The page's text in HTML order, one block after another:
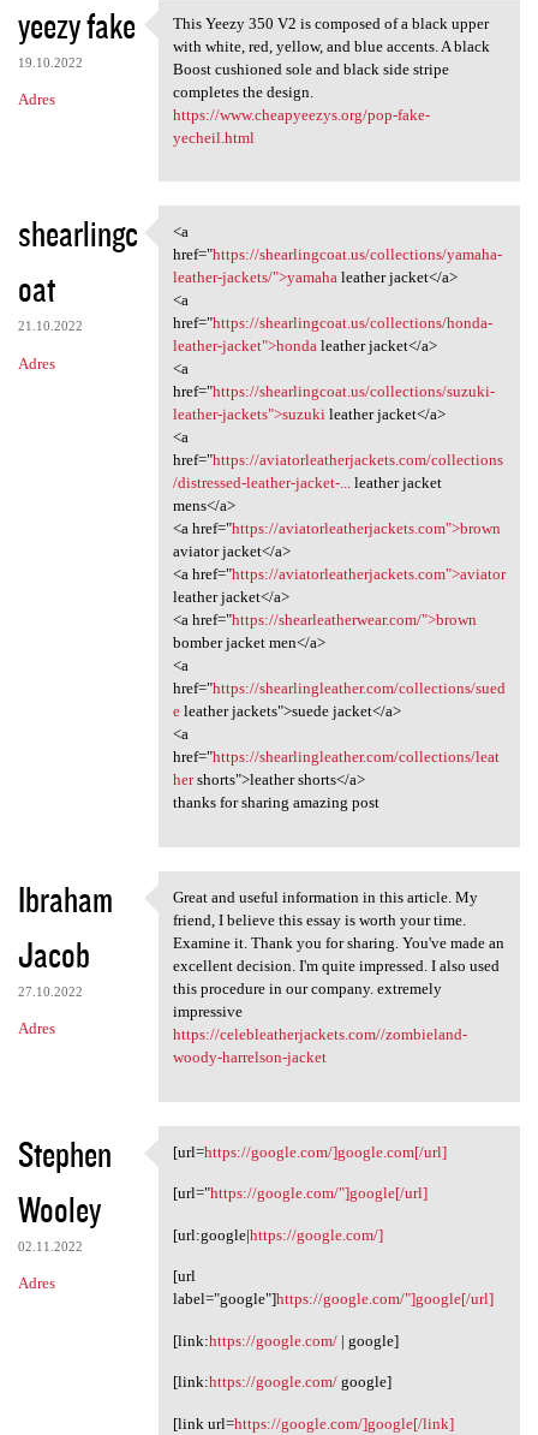
yeezy fake
19.10.2022
Adres
This Yeezy 350 V2 is composed
This Yeezy 350 V2 is composed of a black upper
with white, red, yellow, and blue accents. A black
Boost cushioned sole and black side stripe
completes the design.
https://www.cheapyeezys.org/pop-fake-
yecheil.html
shearlingc
oat
21.10.2022
Adres
<a href="https:/
<a
href="https://shearlingcoat.us/collections/yamaha-
leather-jackets/">yamahaleather jacket</a>
<a
href="https://shearlingcoat.us/collections/honda-
leather-jacket">hondaleather jacket</a>
<a
href="https://shearlingcoat.us/collections/suzuki-
leather-jackets">suzukileather jacket</a>
<a
href="https://aviatorleatherjackets.com/collections
/distressed-leather-jacket-...leather jacket
mens</a>
<a href="https://aviatorleatherjackets.com">brown
aviator jacket</a>
<a href="https://aviatorleatherjackets.com">aviator
leather jacket</a>
<a href="https://shearleatherwear.com/">brown
bomber jacket men</a>
<a
href="https://shearlingleather.com/collections/sued
eleather jackets">suede jacket</a>
<a
href="https://shearlingleather.com/collections/leat
hershorts">leather shorts</a>
thanks for sharing amazing post
Ibraham
Jacob
27.10.2022
Adres
Great and useful information
Great and useful information in this article. My
friend, I believe this essay is worth your time.
Examine it. Thank you for sharing. You've made an
excellent decision. I'm quite impressed. I also used
this procedure in our company. extremely
impressive
https://celebleatherjackets.com//zombieland-
woody-harrelson-jacket
Stephen
Wooley
02.11.2022
Adres
[url=https://google.com/
[url=https://google.com/]google.com[/url]
[url="https://google.com/"]google[/url]
[url:google|https://google.com/]
[url
label="google"]https://google.com/"]google[/url]
[link:https://google.com/| google]
[link:https://google.com/google]
[link url=https://google.com/]google[/link]